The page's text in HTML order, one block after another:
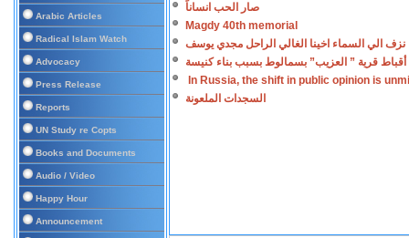
Arabic Articles
Radical Islam Watch
Advocacy
Press Release
Reports
UN Study re Copts
Books and Documents
Audio / Video
Happy Hour
Announcement
صار الحب انساناً
Magdy 40th memorial
نزف الي السماء اخينا الغالي الراحل مجدي يوسف
أقباط قرية ” العزيب” بسمالوط بسبب بناء كنيسة
In Russia, the shift in public opinion is
السجدات الملعونة